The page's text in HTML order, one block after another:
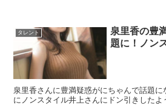
タレント
泉里香の豊
題に！ノン
泉里香さんに豊満疑惑がにちゃんで話題
にノンスタイル井上さんにドン引きしたよ